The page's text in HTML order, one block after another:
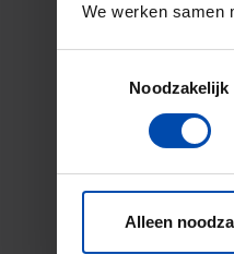
We werken samen
Noodzakelijk
Alleen